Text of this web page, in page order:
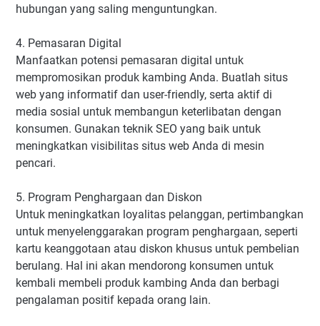
hubungan yang saling menguntungkan.
4. Pemasaran Digital
Manfaatkan potensi pemasaran digital untuk
mempromosikan produk kambing Anda. Buatlah situs
web yang informatif dan user-friendly, serta aktif di
media sosial untuk membangun keterlibatan dengan
konsumen. Gunakan teknik SEO yang baik untuk
meningkatkan visibilitas situs web Anda di mesin
pencari.
5. Program Penghargaan dan Diskon
Untuk meningkatkan loyalitas pelanggan, pertimbangkan
untuk menyelenggarakan program penghargaan, seperti
kartu keanggotaan atau diskon khusus untuk pembelian
berulang. Hal ini akan mendorong konsumen untuk
kembali membeli produk kambing Anda dan berbagi
pengalaman positif kepada orang lain.